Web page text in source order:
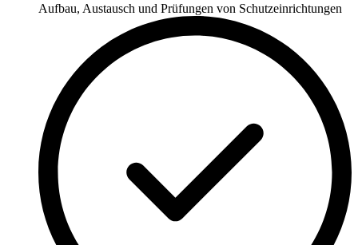
Aufbau, Austausch und Prüfungen von Schutzeinrichtungen